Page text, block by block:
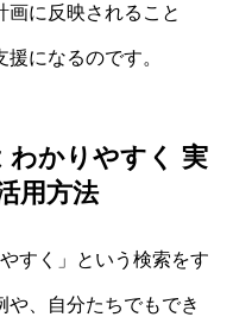
画に反映されること
になるのです。
わかりやすく 実
用方法
すく」という検索をす
や、自分たちでもでき